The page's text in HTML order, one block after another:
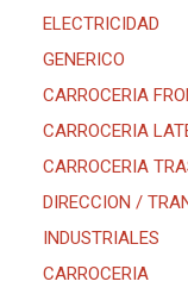
ELECTRICIDAD
GENERICO
CARROCERIA
CARROCERIA
CARROCERIA
DIRECCION /
INDUSTRIALES
CARROCERIA